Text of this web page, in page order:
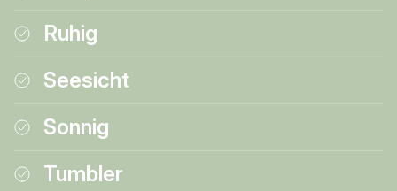
Ruhig
Seesicht
Sonnig
Tumbler